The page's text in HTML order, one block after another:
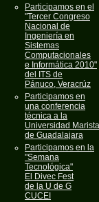
Participamos en el
"Tercer Congreso
Nacional de
Ingeniería en
Sistemas
Computacionales
e Informática 2010"
del ITS de
Pánuco, Veracrúz
Participamos en
una conferencia
técnica a la
Universidad Marista
de Guadalajara
Participamos en la
"Semana
Tecnológica"
El Divec Fest
de la U de G
CUCEI